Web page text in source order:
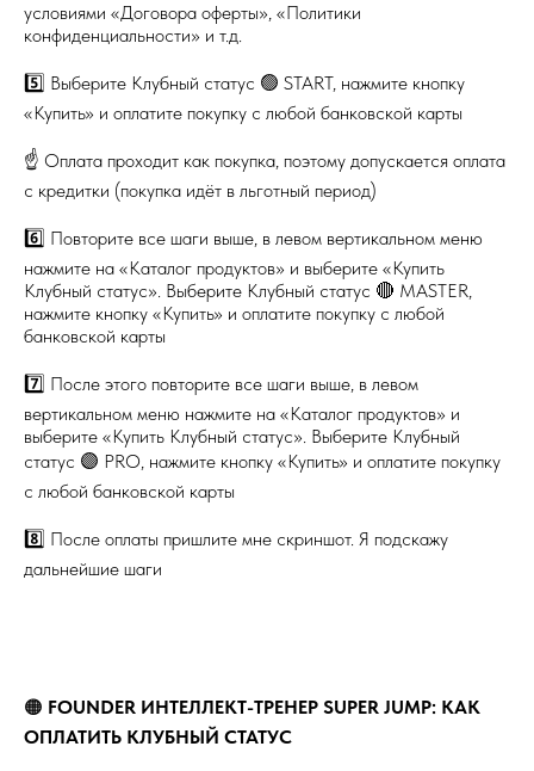
условиями «Договора оферты», «Политики
конфиденциальности» и т.д.
5️⃣ Выберите Клубный статус 🟢 START, нажмите кнопку
«Купить» и оплатите покупку с любой банковской карты
☝️ Оплата проходит как покупка, поэтому допускается оплата
с кредитки (покупка идёт в льготный период)
6️⃣ Повторите все шаги выше, в левом вертикальном меню
нажмите на «Каталог продуктов» и выберите «Купить
Клубный статус». Выберите Клубный статус 🔴 MASTER,
нажмите кнопку «Купить» и оплатите покупку с любой
банковской карты
7️⃣ После этого повторите все шаги выше, в левом
вертикальном меню нажмите на «Каталог продуктов» и
выберите «Купить Клубный статус». Выберите Клубный
статус 🟣 PRO, нажмите кнопку «Купить» и оплатите покупку
с любой банковской карты
8️⃣ После оплаты пришлите мне скриншот. Я подскажу
дальнейшие шаги
🟠 FOUNDER ИНТЕЛЛЕКТ-ТРЕНЕР SUPER JUMP: КАК
ОПЛАТИТЬ КЛУБНЫЙ СТАТУС